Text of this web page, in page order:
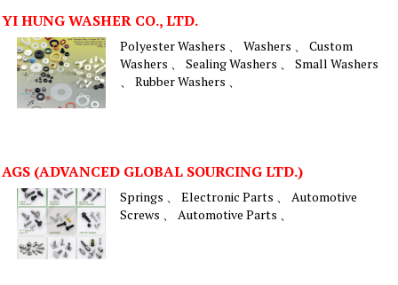
YI HUNG WASHER CO., LTD.
Polyester Washers 、 Washers 、 Custom
Washers 、 Sealing Washers 、 Small Washers
、 Rubber Washers 、
AGS (ADVANCED GLOBAL SOURCING LTD.)
Springs 、 Electronic Parts 、 Automotive
Screws 、 Automotive Parts 、